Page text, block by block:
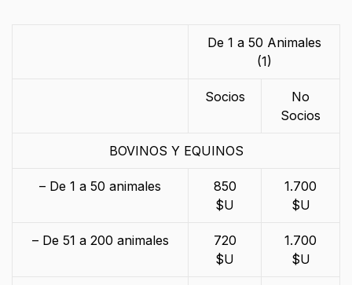
De 1 a 50 Animales
(1)
Socios
No
Socios
BOVINOS Y EQUINOS
– De 1 a 50 animales
850
$U
1.700
$U
– De 51 a 200 animales
720
$U
1.700
$U